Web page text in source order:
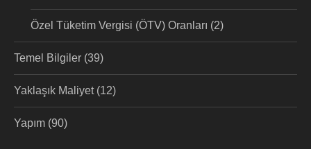
Özel Tüketim Vergisi (ÖTV) Oranları (2)
Temel Bilgiler (39)
Yaklaşık Maliyet(12)
Yapım (90)